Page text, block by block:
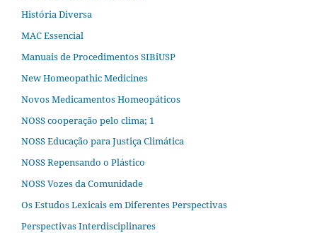
História Diversa
MAC Essencial
Manuais de Procedimentos SIBiUSP
New Homeopathic Medicines
Novos Medicamentos Homeopáticos
NOSS cooperação pelo clima; 1
NOSS Educação para Justiça Climática
NOSS Repensando o Plástico
NOSS Vozes da Comunidade
Os Estudos Lexicais em Diferentes Perspectivas
Perspectivas Interdisciplinares